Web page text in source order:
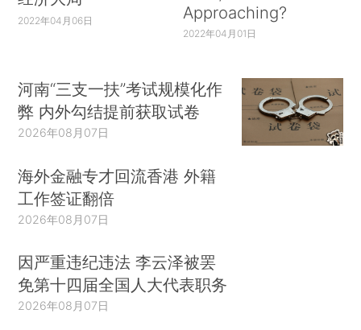
2022年04月06日
Approaching?
2022年04月01日
河南“三支一扶”考试规模化作
弊 内外勾结提前获取试卷
2026年08月07日
海外金融专才回流香港 外籍
工作签证翻倍
2026年08月07日
因严重违纪违法 李云泽被罢
免第十四届全国人大代表职务
2026年08月07日